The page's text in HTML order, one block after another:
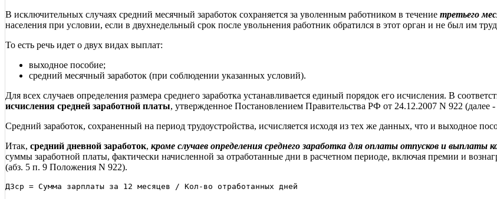
В исключительных случаях средний месячный заработок сохраняется за уволенным работником в течение третьего
населения при условии, если в двухнедельный срок после увольнения работник обратился в этот орган и не был им
То есть речь идет о двух видах выплат:
выходное пособие;
средний месячный заработок (при соблюдении указанных условий).
Для всех случаев определения размера среднего заработка устанавливается единый порядок его исчисления. В
исчисления средней заработной платы, утвержденное Постановлением Правительства РФ от 24.12.2007 N 922 (далее
Средний заработок, сохраненный на период трудоустройства, исчисляется исходя из тех же данных, что и выходное
Итак, средний дневной заработок, кроме случаев определения среднего заработка для оплаты отпусков и выплаты
суммы заработной платы, фактически начисленной за отработанные дни в расчетном периоде, включая премии и
(абз. 5 п. 9 Положения N 922).